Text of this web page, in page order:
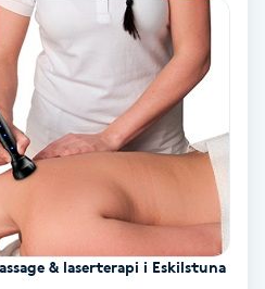
& laserterapi i Eskilstuna